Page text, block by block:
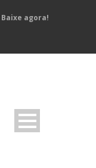
Baixe agora!